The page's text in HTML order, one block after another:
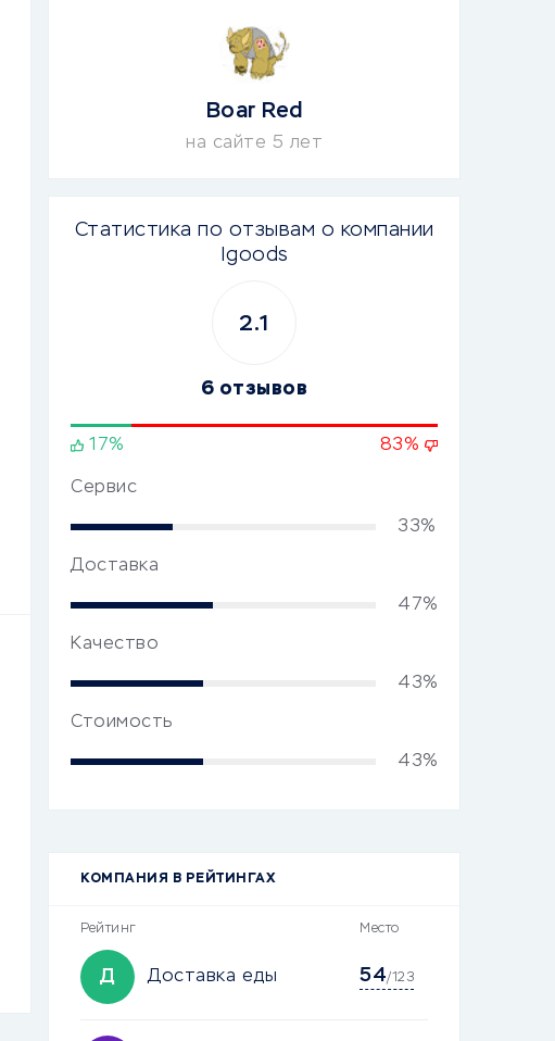
Boar Red
на сайте 5 лет
Статистика по отзывам о компании
Igoods
2.1
6 отзывов
17% 83%
Сервис
33%
Доставка
47%
Качество
43%
Стоимость
43%
КОМПАНИЯ В РЕЙТИНГАХ
Рейтинг Место
Д Доставка еды 54/123